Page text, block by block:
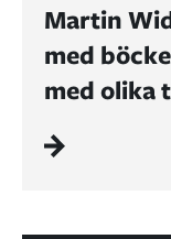
Martin
med
med olika